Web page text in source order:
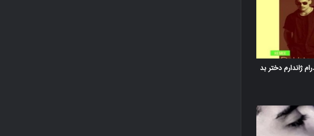
ژاندارم دختر بد